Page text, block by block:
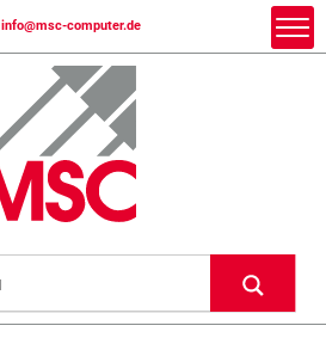
info@msc-computer.de